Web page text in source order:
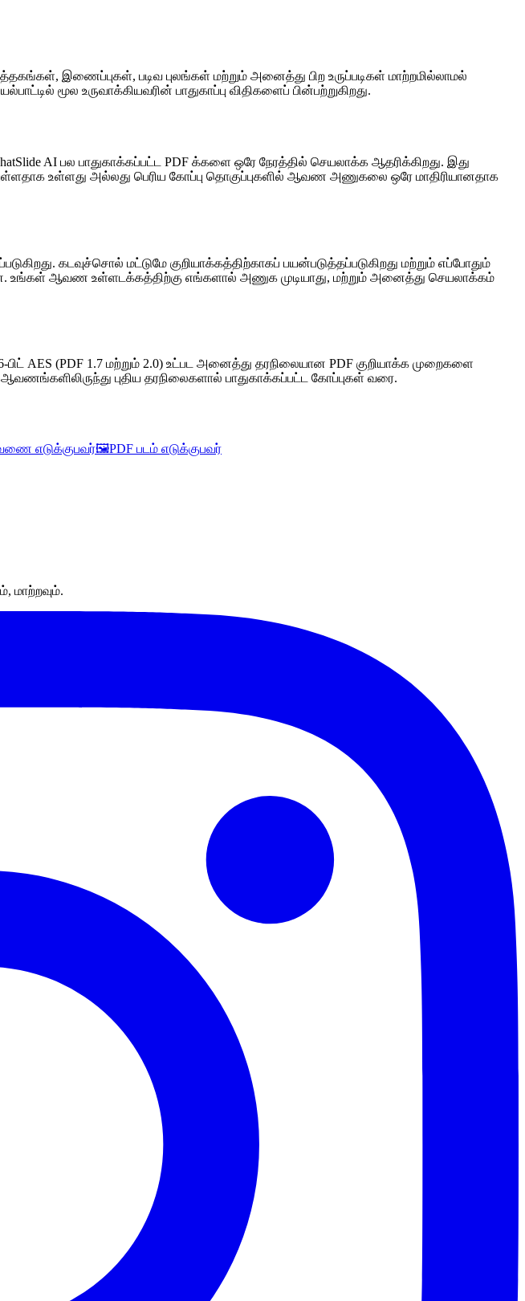
இணைப்புகள், படிவ புலங்கள் மற்றும் அனைத்து பிற உருப்படிகள் மாற்றமில்லாமல்
மூல உருவாக்கியவரின் பாதுகாப்பு விதிகளைப் பின்பற்றுகிறது.
AI பல பாதுகாக்கப்பட்ட PDF க்களை ஒரே நேரத்தில் செயலாக்க ஆதரிக்கிறது. இது
உள்ளது அல்லது பெரிய கோப்பு தொகுப்புகளில் ஆவண அணுகலை ஒரே மாதிரியானதாக
கடவுச்சொல் மட்டுமே குறியாக்கத்திற்காகப் பயன்படுத்தப்படுகிறது மற்றும் எப்போதும்
உங்கள் ஆவண உள்ளடக்கத்திற்கு எங்களால் அணுக முடியாது, மற்றும் அனைத்து செயலாக்கம்
பிட் AES (PDF 1.7 மற்றும் 2.0) உட்பட அனைத்து தரநிலையான PDF குறியாக்க முறைகளை
புதிய தரநிலைகளால் பாதுகாக்கப்பட்ட கோப்புகள் வரை.
எடுக்குபவர்🖼️PDF படம் எடுக்குபவர்
மாற்றவும்.